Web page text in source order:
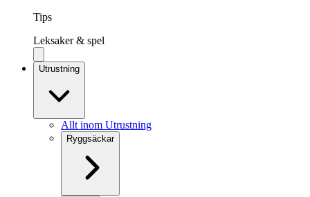
Tips
Leksaker & spel
Utrustning
Allt inom Utrustning
Ryggsäckar